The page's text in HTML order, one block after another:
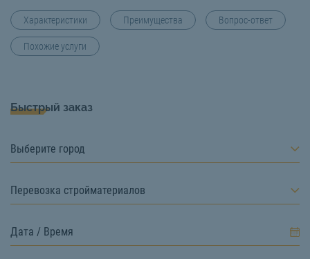
Характеристики Преимущества Вопрос-ответ
Похожие услуги
Быстрый заказ
Выберите город
Перевозка стройматериалов